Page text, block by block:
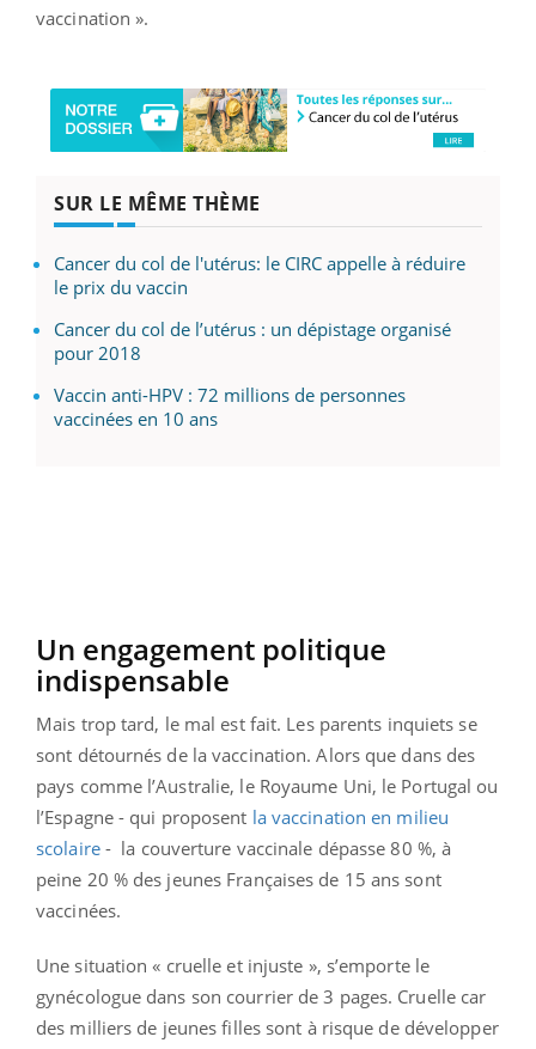
vaccination ».
SUR LE MÊME THÈME
Cancer du col de l'utérus: le CIRC appelle à réduire
le prix du vaccin
Cancer du col de l’utérus : un dépistage organisé
pour 2018
Vaccin anti-HPV : 72 millions de personnes
vaccinées en 10 ans
Un engagement politique
indispensable
Mais trop tard, le mal est fait. Les parents inquiets se
sont détournés de la vaccination. Alors que dans des
pays comme l’Australie, le Royaume Uni, le Portugal ou
l’Espagne - qui proposent la vaccination en milieu
scolaire - la couverture vaccinale dépasse 80 %, à
peine 20 % des jeunes Françaises de 15 ans sont
vaccinées.
Une situation « cruelle et injuste », s’emporte le
gynécologue dans son courrier de 3 pages. Cruelle car
des milliers de jeunes filles sont à risque de développer